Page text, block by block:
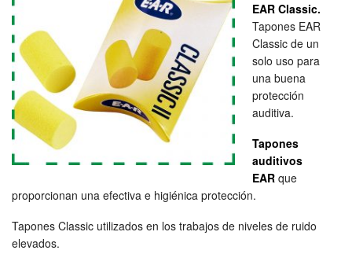
EAR Classic.
Tapones EAR
Classic de un
solo uso para
una buena
protección
auditiva.
Tapones
auditivos
EAR que
proporcionan una efectiva e higiénica protección.
Tapones Classic utilizados en los trabajos de niveles de ruido
elevados.